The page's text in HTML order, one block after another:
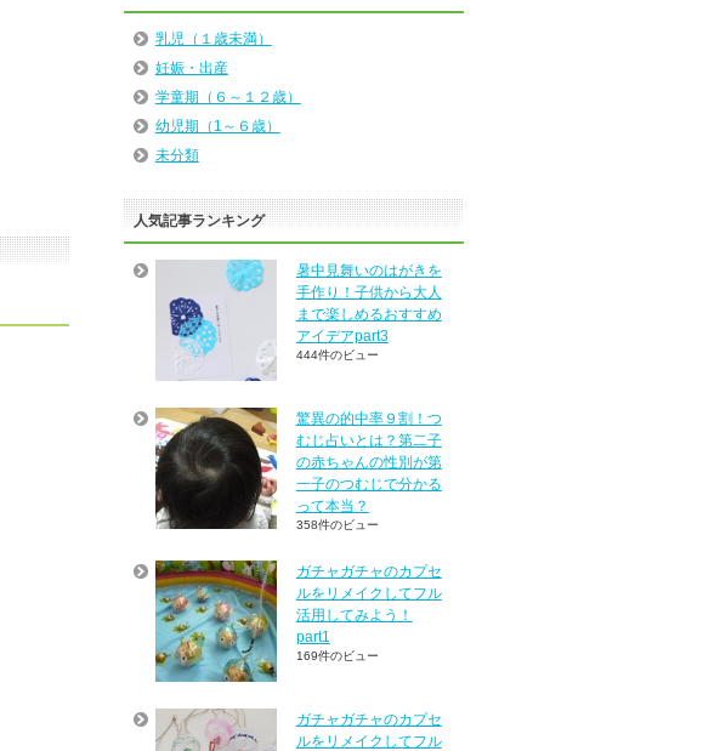
乳児（１歳未満）
妊娠・出産
学童期（６～１２歳）
幼児期（1～６歳）
未分類
人気記事ランキング
暑中見舞いのはがきを
手作り！子供から大人
まで楽しめるおすすめ
アイデアpart3
444件のビュー
驚異の的中率９割！つ
むじ占いとは？第二子
の赤ちゃんの性別が第
一子のつむじで分かる
って本当？
358件のビュー
ガチャガチャのカプセ
ルをリメイクしてフル
活用してみよう！
part1
169件のビュー
ガチャガチャのカプセ
ルをリメイクしてフル